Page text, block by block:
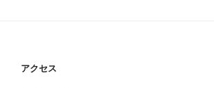
アクセス